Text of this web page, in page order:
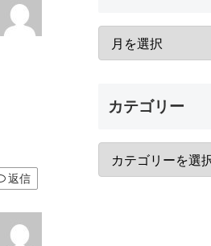
返信
カテゴリー